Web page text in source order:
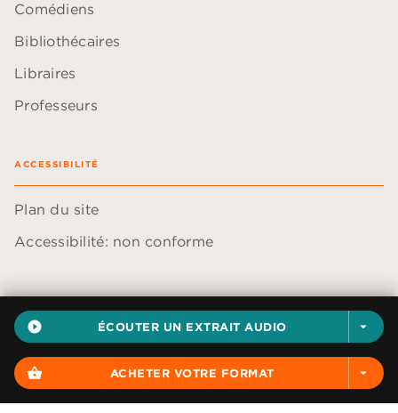
play_circle_filled ÉCOUTER UN EXTRAIT AUDIO arrow_drop_down
shopping_basket ACHETER VOTRE FORMAT arrow_drop_down
Comédiens
Bibliothécaires
Libraires
Professeurs
ACCESSIBILITÉ
Plan du site
Accessibilité: non conforme
Données personnelles
Paramétrer vos cookies
Mentions légales
Conditions générales d'utilisation